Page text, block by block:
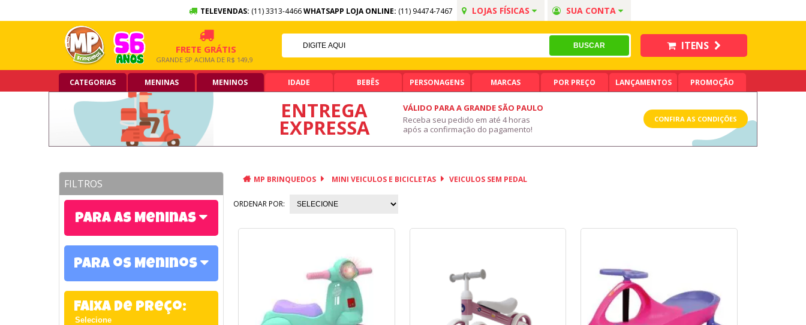
TELEVENDAS: (11) 3313-4466WHATSAPP LOJA ONLINE: (11) 94474-7467 LOJAS FÍSICAS SUA CONTA
10X SEM JUROS
NO CARTÃO DE CRÉDITO
FRETE GRÁTIS
GRANDE SP ACIMA DE R$ 149,90
5% OFF NO PIX
PIX ACIMA DE R$ 99,90
ITENS
CATEGORIAS MENINAS MENINOS IDADE BEBÊS PERSONAGENS MARCAS POR PREÇO LANÇAMENTOS PROMOÇÃO
ENTREGA
EXPRESSA
VÁLIDO PARA A GRANDE SÃO PAULO
Receba seu pedido em até 4 horas
após a confirmação do pagamento!
CONFIRA AS CONDIÇÕES
FILTROS
Para as Meninas
Para os Meninos
Faixa de Preço:
MP BRINQUEDOS MINI VEICULOS E BICICLETAS VEICULOS SEM PEDAL
ORDENAR POR: